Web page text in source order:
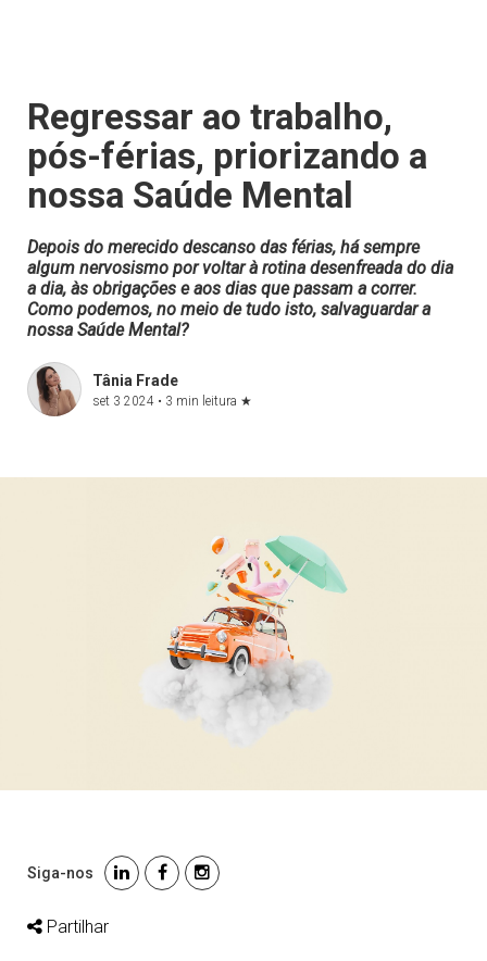
Regressar ao trabalho,
pós-férias, priorizando a
nossa Saúde Mental
Depois do merecido descanso das férias, há sempre
algum nervosismo por voltar à rotina desenfreada do dia
a dia, às obrigações e aos dias que passam a correr.
Como podemos, no meio de tudo isto, salvaguardar a
nossa Saúde Mental?
Tânia Frade
set 3 2024 • 3 min leitura ★
Siga-nos
Partilhar